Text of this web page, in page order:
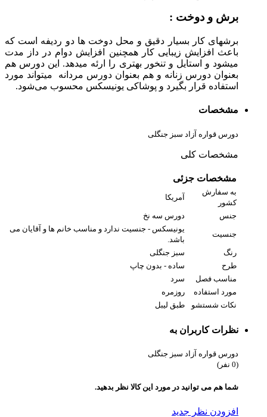
برش و دوخت :
برشهای کار بسیار دقیق و محل دوخت ها دو ردیفه است که
باعث افزایش زیبایی کار همچنین افزایش دوام در داز مدت
میشود و استایل و تنخور بهتری را ارئه میدهد. این دورس هم
بعنوان دورس زنانه و هم بعنوان دورس مردانه میتواند مورد
استفاده قرار بگیرد و پوشاکی یونیسکس محسوب می‌شود.
مشخصات
دورس قواره آزاد سبز جنگلی
مشخصات کلی
مشخصات جزئی
به سفارش
کشور
آمریکا
جنس دورس سه نخ
جنسیت
یونیسکس - جنسیت ندارد و مناسب خانم ها و آقایان می
باشد.
رنگ
سبز جنگلی
طرح
ساده - بدون چاپ
مناسب فصل
سرد
مورد استفاده
روزمره
نکات شستشو
طبق لیبل
نظرات کاربران به
دورس قواره آزاد سبز جنگلی
(0 نفر)
شما هم می توانید در مورد این کالا نظر بدهید.
افزودن نظر جدید